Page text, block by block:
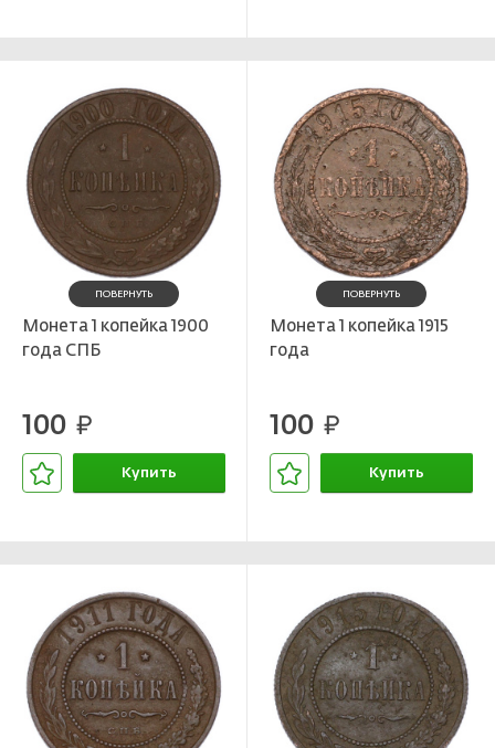
ПОВЕРНУТЬ
Монета 1 копейка 1900
года СПБ
100 руб.
Купить
ПОВЕРНУТЬ
Монета 1 копейка 1915
года
100 руб.
Купить